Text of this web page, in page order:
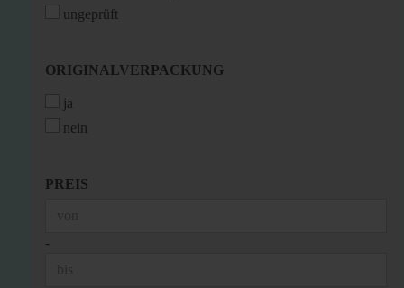
ungeprüft
ORIGINALVERPACKUNG
ORIGINALVERPACKUNG
ja
nein
PREIS
PREIS
-